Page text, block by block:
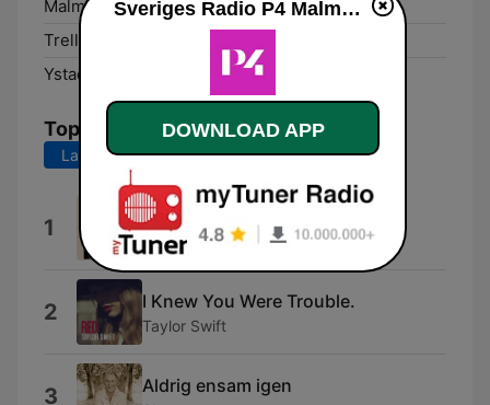
Malmö:
102.0 FM
Trelleborg:
Ystad:
Top Songs
Last 7 days Last 30 days
1 Overkill
Holly Humberstone
2 I Knew You Were Trouble.
Taylor Swift
3 Aldrig ensam igen
Sveriges Radio P4 Malmöhus live
DOWNLOAD APP